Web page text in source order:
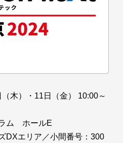
木）・11日（金） 10:00～
ム ホールE
DXエリア／小間番号：300